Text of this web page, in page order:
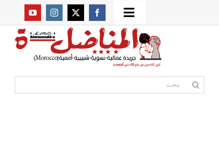
to
Toggle
Navigation
من نحن؟
البحث